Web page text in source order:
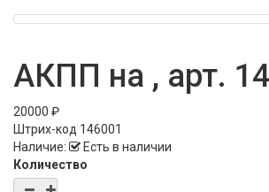
АКПП на , арт.
20000 ₽
Штрих-код 146001
Наличие:
Есть в наличии
Количество